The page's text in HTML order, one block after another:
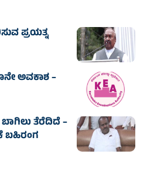
ಪ್ರಯತ್ನ
ಅವಕಾಶ –
ತೆರೆದಿದೆ –
ಬಹಿರಂಗ